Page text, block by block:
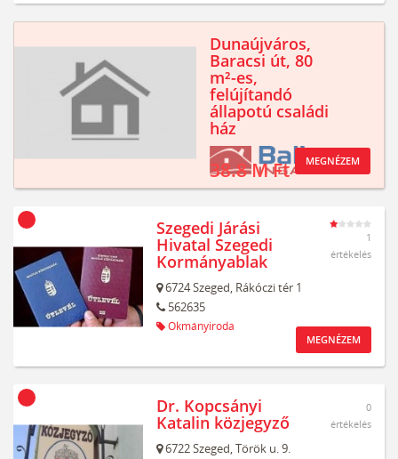
Dunaújváros,
Baracsi út, 80
m²-es,
felújítandó
állapotú családi
ház
38.8 M Ft MEGNÉZEM
Szegedi Járási
Hivatal Szegedi
Kormányablak
6724Szeged, Rákóczi tér 1
562635
Okmányiroda
1
értékelés
MEGNÉZEM
Dr. Kopcsányi
Katalin közjegyző
6722Szeged,Török u. 9.
0
értékelés